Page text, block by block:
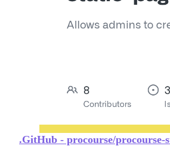
GitHub - procourse/procourse-